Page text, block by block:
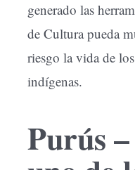
generado las
de Cultura pueda
riesgo la vida de
indígenas.
Purús